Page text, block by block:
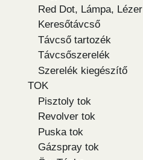
Red Dot, Lámpa, Lézer
Keresőtávcső
Távcső tartozék
Távcsőszerelék
Szerelék kiegészítő
TOK
Pisztoly tok
Revolver tok
Puska tok
Gázspray tok